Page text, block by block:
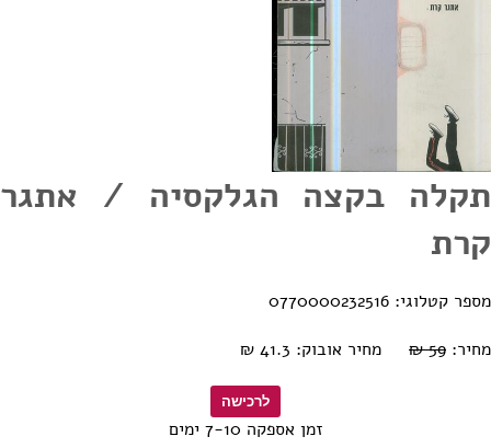
תקלה בקצה הגלקסיה / אתגר
קרת
מספר קטלוגי: 0770000232516
מחיר: 59 ₪ מחיר אובוק: 41.3 ₪
זמן אספקה 7-10 ימים